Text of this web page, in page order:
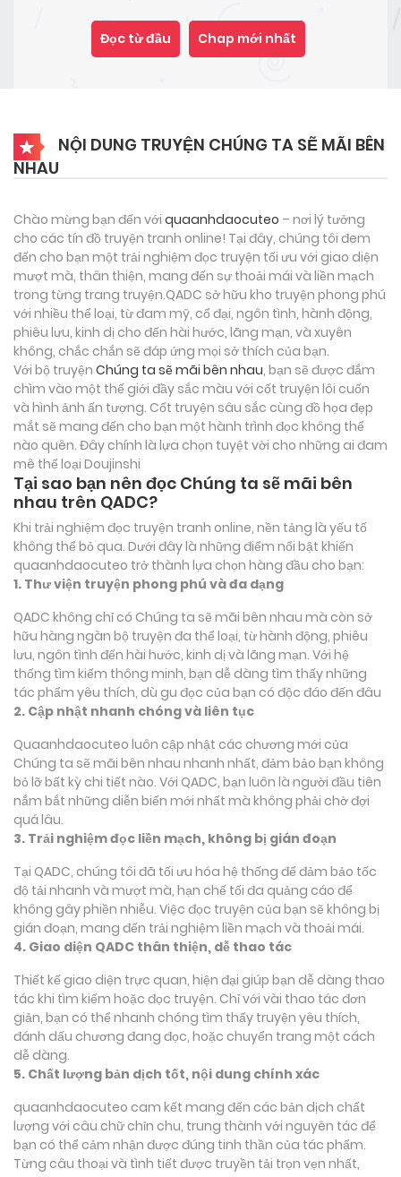
Đọc từ đầu Chap mới nhất
NỘI DUNG TRUYỆN CHÚNG TA SẼ MÃI BÊN
NHAU
Chào mừng bạn đến với quaanhdaocuteo – nơi lý tưởng
cho các tín đồ truyện tranh online! Tại đây, chúng tôi đem
đến cho bạn một trải nghiệm đọc truyện tối ưu với giao diện
mượt mà, thân thiện, mang đến sự thoải mái và liền mạch
trong từng trang truyện.QADC sở hữu kho truyện phong phú
với nhiều thể loại, từ đam mỹ, cổ đại, ngôn tình, hành động,
phiêu lưu, kinh dị cho đến hài hước, lãng mạn, và xuyên
không, chắc chắn sẽ đáp ứng mọi sở thích của bạn.
Với bộ truyện Chúng ta sẽ mãi bên nhau, bạn sẽ được đắm
chìm vào một thế giới đầy sắc màu với cốt truyện lôi cuốn
và hình ảnh ấn tượng. Cốt truyện sâu sắc cùng đồ họa đẹp
mắt sẽ mang đến cho bạn một hành trình đọc không thể
nào quên. Đây chính là lựa chọn tuyệt vời cho những ai đam
mê thể loại Doujinshi
Tại sao bạn nên đọc Chúng ta sẽ mãi bên
nhau trên QADC?
Khi trải nghiệm đọc truyện tranh online, nền tảng là yếu tố
không thể bỏ qua. Dưới đây là những điểm nổi bật khiến
quaanhdaocuteo trở thành lựa chọn hàng đầu cho bạn:
1. Thư viện truyện phong phú và đa dạng
QADC không chỉ có Chúng ta sẽ mãi bên nhau mà còn sở
hữu hàng ngàn bộ truyện đa thể loại, từ hành động, phiêu
lưu, ngôn tình đến hài hước, kinh dị và lãng mạn. Với hệ
thống tìm kiếm thông minh, bạn dễ dàng tìm thấy những
tác phẩm yêu thích, dù gu đọc của bạn có độc đáo đến đâu
2. Cập nhật nhanh chóng và liên tục
Quaanhdaocuteo luôn cập nhật các chương mới của
Chúng ta sẽ mãi bên nhau nhanh nhất, đảm bảo bạn không
bỏ lỡ bất kỳ chi tiết nào. Với QADC, bạn luôn là người đầu tiên
nắm bắt những diễn biến mới nhất mà không phải chờ đợi
quá lâu.
3. Trải nghiệm đọc liền mạch, không bị gián đoạn
Tại QADC, chúng tôi đã tối ưu hóa hệ thống để đảm bảo tốc
độ tải nhanh và mượt mà, hạn chế tối đa quảng cáo để
không gây phiền nhiễu. Việc đọc truyện của bạn sẽ không bị
gián đoạn, mang đến trải nghiệm liền mạch và thoải mái.
4. Giao diện QADC thân thiện, dễ thao tác
Thiết kế giao diện trực quan, hiện đại giúp bạn dễ dàng thao
tác khi tìm kiếm hoặc đọc truyện. Chỉ với vài thao tác đơn
giản, bạn có thể nhanh chóng tìm thấy truyện yêu thích,
đánh dấu chương đang đọc, hoặc chuyển trang một cách
dễ dàng.
5. Chất lượng bản dịch tốt, nội dung chính xác
quaanhdaocuteo cam kết mang đến các bản dịch chất
lượng với câu chữ chỉn chu, trung thành với nguyên tác để
bạn có thể cảm nhận được đúng tinh thần của tác phẩm.
Từng câu thoại và tình tiết được truyền tải trọn vẹn nhất,